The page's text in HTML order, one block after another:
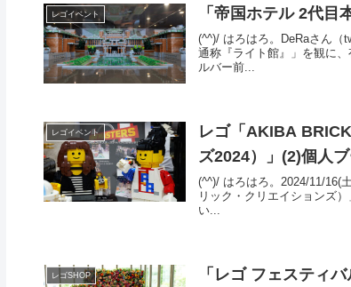
レゴイベント 「帝国ホテル 2代
(^^)/ はろはろ。DeRaさん（
通称『ライト館』」を観に
ルバー前...
レゴイベント
レゴ「AKIBA
ズ2024）」(2)個人
(^^)/ はろはろ。2024/11/16(
リック・クリエイションズ
い...
レゴSHOP
「レゴ フェスティ